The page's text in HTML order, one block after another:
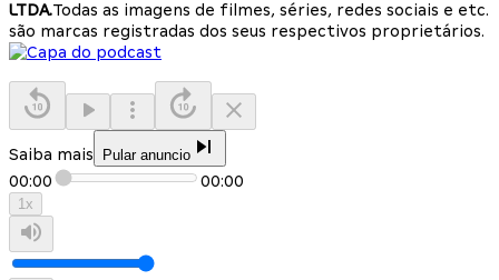
LTDA.Todas as imagens de filmes, séries, redes sociais e etc.
são marcas registradas dos seus respectivos proprietários.
Saiba mais Pular anuncio
00:00 00:00
1x